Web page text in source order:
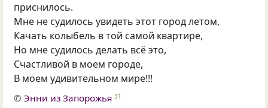
приснилось.
Мне не судилось увидеть этот город летом,
Качать колыбель в той самой квартире,
Но мне судилось делать всё это,
Счастливой в моем городе,
В моем удивительном мире!!!
©Энни из Запорожья 31